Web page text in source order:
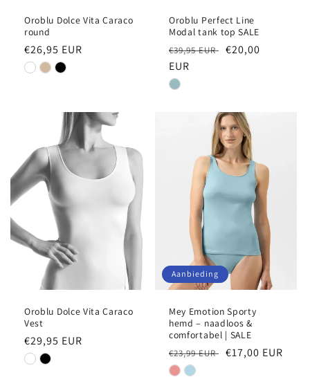
Oroblu Dolce Vita Caraco
round
Normale
prijs
€26,95 EUR
Oroblu Perfect Line
Modal tank top SALE
Normale
prijs
€39,95 EUR €20,00
EUR
Oroblu Dolce Vita Caraco
Vest
Normale
prijs
€29,95 EUR
Aanbieding
Mey Emotion Sporty
hemd – naadloos &
comfortabel | SALE
Normale
prijs
€23,99 EUR €17,00 EUR